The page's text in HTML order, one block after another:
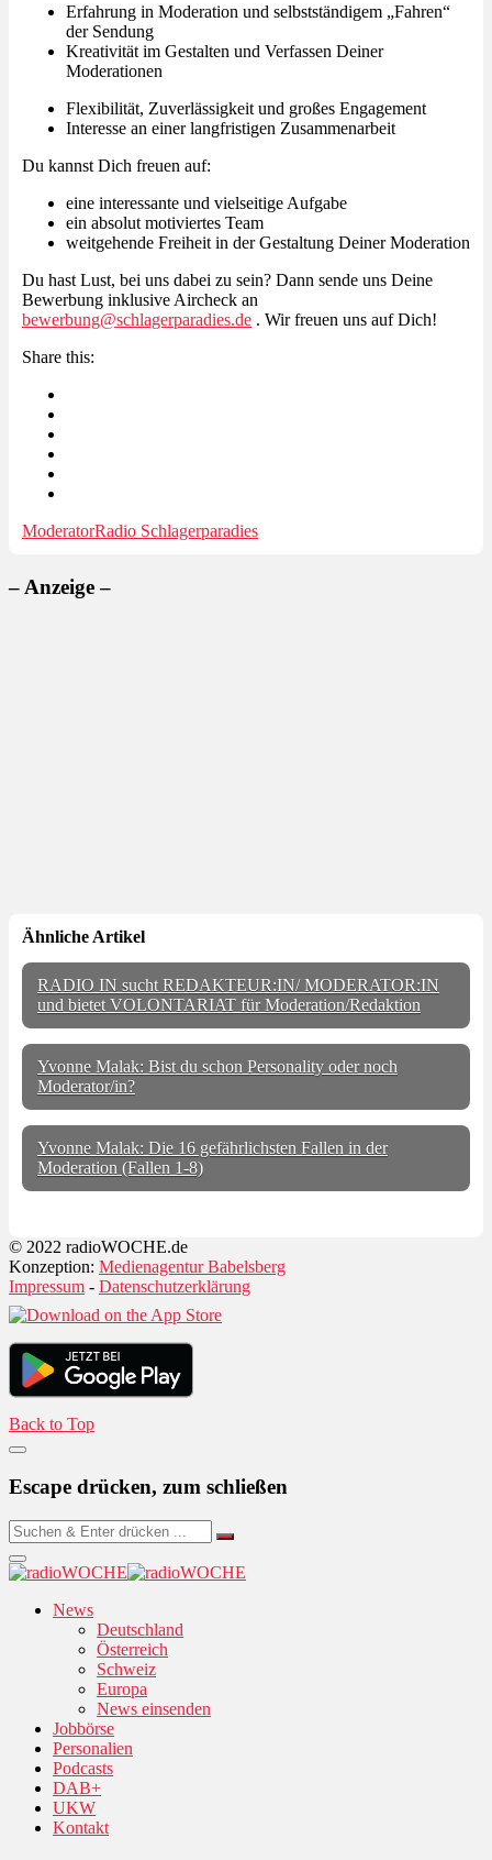
Erfahrung in Moderation und selbstständigem „Fahren“
der Sendung
Kreativität im Gestalten und Verfassen Deiner
Moderationen
Flexibilität, Zuverlässigkeit und großes Engagement
Interesse an einer langfristigen Zusammenarbeit
Du kannst Dich freuen auf:
eine interessante und vielseitige Aufgabe
ein absolut motiviertes Team
weitgehende Freiheit in der Gestaltung Deiner Moderation
Du hast Lust, bei uns dabei zu sein? Dann sende uns Deine
Bewerbung inklusive Aircheck an
bewerbung@schlagerparadies.de . Wir freuen uns auf Dich!
Share this:
ModeratorRadio Schlagerparadies
– Anzeige –
Ähnliche Artikel
RADIO IN sucht REDAKTEUR:IN/ MODERATOR:IN
und bietet VOLONTARIAT für Moderation/Redaktion
Yvonne Malak: Bist du schon Personality oder noch
Moderator/in?
Yvonne Malak: Die 16 gefährlichsten Fallen in der
Moderation (Fallen 1-8)
© 2022 radioWOCHE.de
Konzeption: Medienagentur Babelsberg
Impressum - Datenschutzerklärung
Back to Top
Escape drücken, zum schließen
News
Deutschland
Österreich
Schweiz
Europa
News einsenden
Jobbörse
Personalien
Podcasts
DAB+
UKW
Kontakt